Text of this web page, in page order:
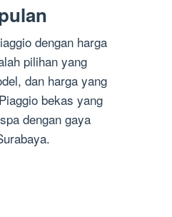
dengan harga
pilihan yang
dan harga yang
bekas yang
dengan gaya